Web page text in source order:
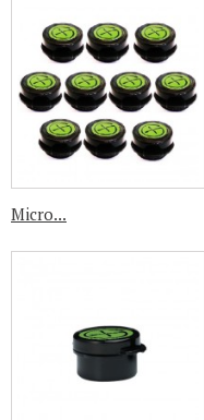
Micro...